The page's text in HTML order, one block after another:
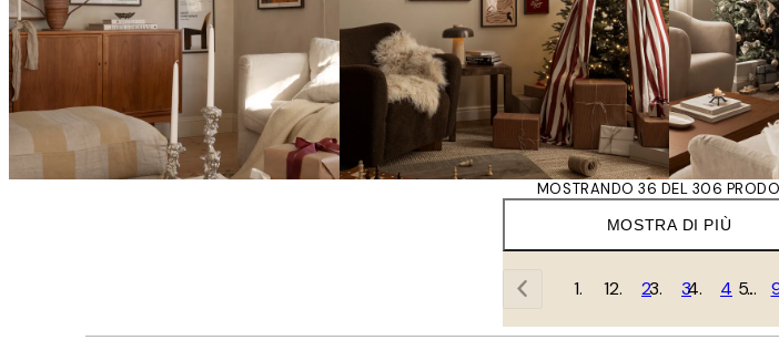
MOSTRA DI PIÙ
MOSTRANDO 36 DEL 306
1 2 3 4 …